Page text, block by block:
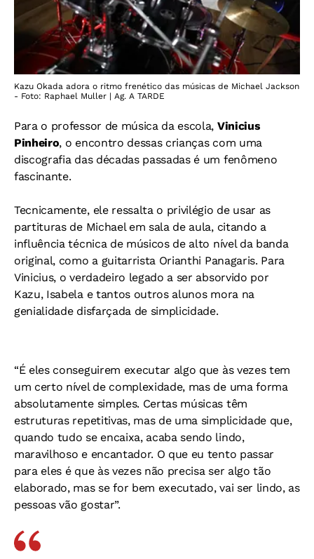
Kazu Okada adora o ritmo frenético das músicas de Michael Jackson
- Foto: Raphael Muller | Ag. A TARDE
Para o professor de música da escola, Vinicius
Pinheiro, o encontro dessas crianças com uma
discografia das décadas passadas é um fenômeno
fascinante.
Tecnicamente, ele ressalta o privilégio de usar as
partituras de Michael em sala de aula, citando a
influência técnica de músicos de alto nível da banda
original, como a guitarrista Orianthi Panagaris. Para
Vinicius, o verdadeiro legado a ser absorvido por
Kazu, Isabela e tantos outros alunos mora na
genialidade disfarçada de simplicidade.
“É eles conseguirem executar algo que às vezes tem
um certo nível de complexidade, mas de uma forma
absolutamente simples. Certas músicas têm
estruturas repetitivas, mas de uma simplicidade que,
quando tudo se encaixa, acaba sendo lindo,
maravilhoso e encantador. O que eu tento passar
para eles é que às vezes não precisa ser algo tão
elaborado, mas se for bem executado, vai ser lindo, as
pessoas vão gostar”.